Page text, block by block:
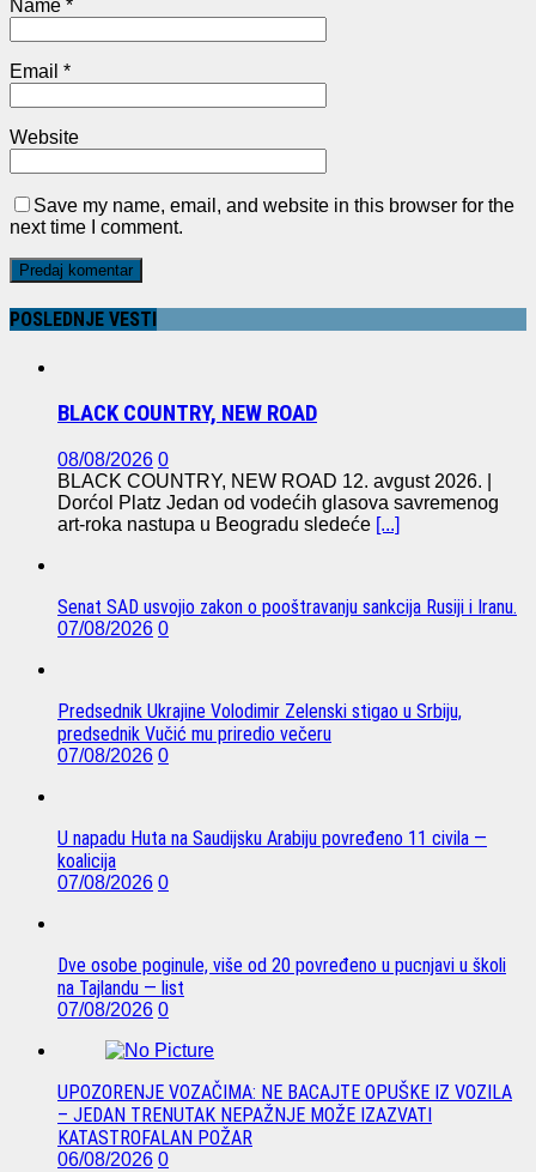
Name *
Email *
Website
Save my name, email, and website in this browser for the
next time I comment.
POSLEDNJE VESTI
BLACK COUNTRY, NEW ROAD
08/08/2026 0
BLACK COUNTRY, NEW ROAD 12. avgust 2026. |
Dorćol Platz Jedan od vodećih glasova savremenog
art-roka nastupa u Beogradu sledeće [...]
Senat SAD usvojio zakon o pooštravanju sankcija Rusiji i Iranu.
07/08/2026 0
Predsednik Ukrajine Volodimir Zelenski stigao u Srbiju,
predsednik Vučić mu priredio večeru
07/08/2026 0
U napadu Huta na Saudijsku Arabiju povređeno 11 civila —
koalicija
07/08/2026 0
Dve osobe poginule, više od 20 povređeno u pucnjavi u školi
na Tajlandu — list
07/08/2026 0
UPOZORENJE VOZAČIMA: NE BACAJTE OPUŠKE IZ VOZILA
– JEDAN TRENUTAK NEPAŽNJE MOŽE IZAZVATI
KATASTROFALAN POŽAR
06/08/2026 0